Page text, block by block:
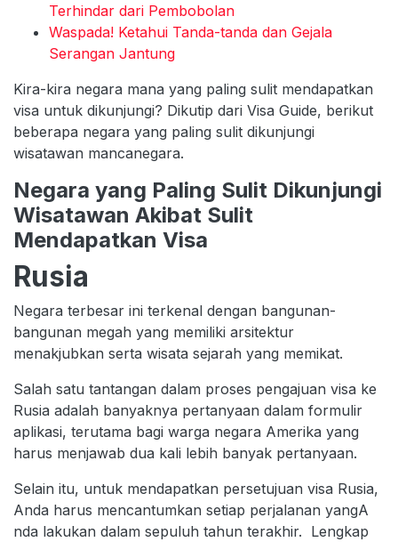
Terhindar dari Pembobolan
Waspada! Ketahui Tanda-tanda dan Gejala
Serangan Jantung
Kira-kira negara mana yang paling sulit mendapatkan
visa untuk dikunjungi? Dikutip dari Visa Guide, berikut
beberapa negara yang paling sulit dikunjungi
wisatawan mancanegara.
Negara yang Paling Sulit Dikunjungi
Wisatawan Akibat Sulit
Mendapatkan Visa
Rusia
Negara terbesar ini terkenal dengan bangunan-
bangunan megah yang memiliki arsitektur
menakjubkan serta wisata sejarah yang memikat.
Salah satu tantangan dalam proses pengajuan visa ke
Rusia adalah banyaknya pertanyaan dalam formulir
aplikasi, terutama bagi warga negara Amerika yang
harus menjawab dua kali lebih banyak pertanyaan.
Selain itu, untuk mendapatkan persetujuan visa Rusia,
Anda harus mencantumkan setiap perjalanan yangA
nda lakukan dalam sepuluh tahun terakhir. Lengkap